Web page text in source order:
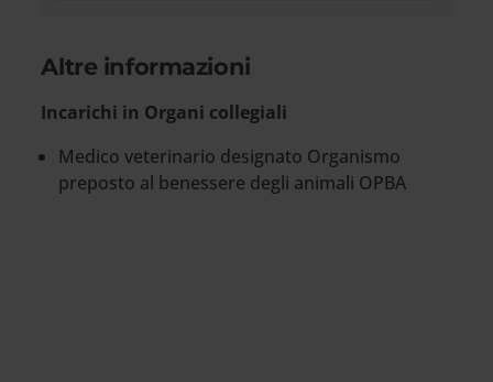
Altre informazioni
Incarichi in Organi collegiali
Medico veterinario designato Organismo
preposto al benessere degli animali OPBA